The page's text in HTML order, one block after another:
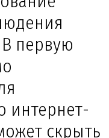
первую
интернет-
скрыть